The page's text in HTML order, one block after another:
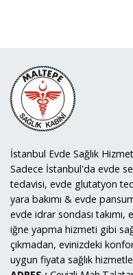
İstanbul Evde Sağlık
Sadece İstanbul'da evde
tedavisi, evde glutatyon
yara bakımı & evde
evde idrar sondası
iğne yapma hizmeti gibi
çıkmadan, evinizdeki
uygun fiyata sağlık